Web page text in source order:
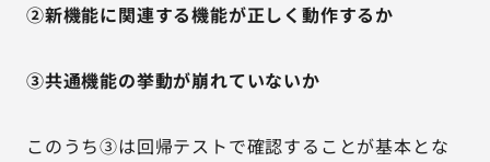
②新機能に関連する機能が正しく動作するか
③共通機能の挙動が崩れていないか
このうち③は回帰テストで確認することが基本とな